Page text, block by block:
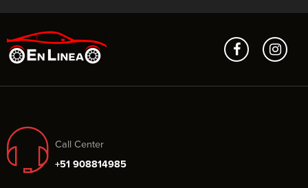
Call Center
+51 908814985